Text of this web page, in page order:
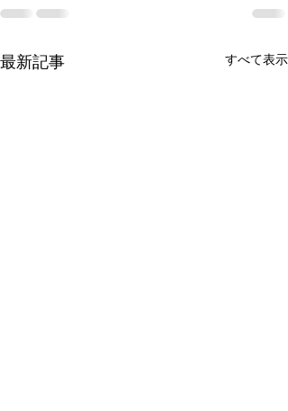
最新記事 すべて表示